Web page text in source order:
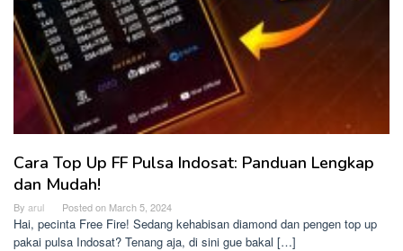
Cara Top Up FF Pulsa Indosat: Panduan Lengkap
dan Mudah!
By arul Posted on March 5, 2024
Hai, pecinta Free Fire! Sedang kehabisan diamond dan pengen top up
pakai pulsa Indosat? Tenang aja, di sini gue bakal […]